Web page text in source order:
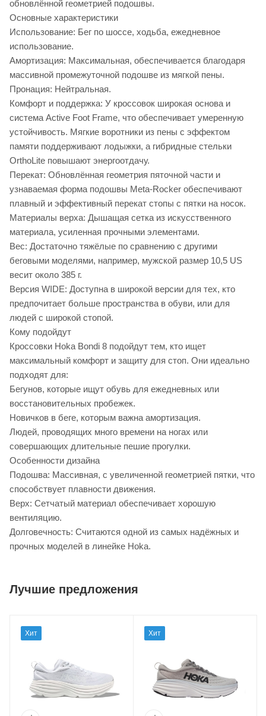
обновлённой геометрией подошвы.
Основные характеристики
Использование: Бег по шоссе, ходьба, ежедневное
использование.
Амортизация: Максимальная, обеспечивается благодаря
массивной промежуточной подошве из мягкой пены.
Пронация: Нейтральная.
Комфорт и поддержка: У кроссовок широкая основа и
система Active Foot Frame, что обеспечивает умеренную
устойчивость. Мягкие воротники из пены с эффектом
памяти поддерживают лодыжки, а гибридные стельки
OrthoLite повышают энергоотдачу.
Перекат: Обновлённая геометрия пяточной части и
узнаваемая форма подошвы Meta-Rocker обеспечивают
плавный и эффективный перекат стопы с пятки на носок.
Материалы верха: Дышащая сетка из искусственного
материала, усиленная прочными элементами.
Вес: Достаточно тяжёлые по сравнению с другими
беговыми моделями, например, мужской размер 10,5 US
весит около 385 г.
Версия WIDE: Доступна в широкой версии для тех, кто
предпочитает больше пространства в обуви, или для
людей с широкой стопой.
Кому подойдут
Кроссовки Hoka Bondi 8 подойдут тем, кто ищет
максимальный комфорт и защиту для стоп. Они идеально
подходят для:
Бегунов, которые ищут обувь для ежедневных или
восстановительных пробежек.
Новичков в беге, которым важна амортизация.
Людей, проводящих много времени на ногах или
совершающих длительные пешие прогулки.
Особенности дизайна
Подошва: Массивная, с увеличенной геометрией пятки, что
способствует плавности движения.
Верх: Сетчатый материал обеспечивает хорошую
вентиляцию.
Долговечность: Считаются одной из самых надёжных и
прочных моделей в линейке Hoka.
Лучшие предложения
Хит Хит